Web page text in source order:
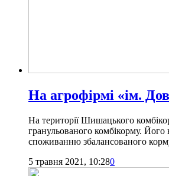
На агрофірмі «ім.
На території Шишацького
гранульованого комбікорму.
споживанню збалансованого
5 травня 2021, 10:280